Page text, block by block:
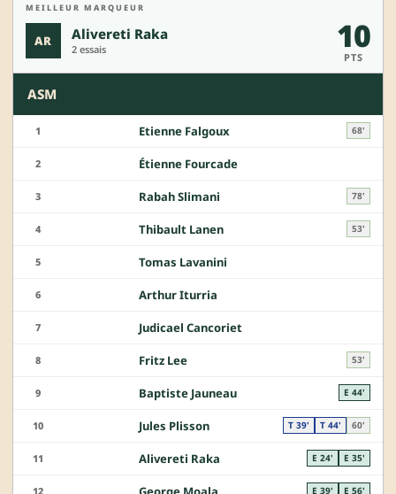
MEILLEUR MARQUEUR
AR Alivereti Raka
2 essais 10
PTS
ASM
1 Etienne Falgoux 68'
2 Étienne Fourcade
3 Rabah Slimani 78'
4 Thibault Lanen 53'
5 Tomas Lavanini
6 Arthur Iturria
7 Judicael Cancoriet
8 Fritz Lee 53'
9 Baptiste Jauneau E 44'
10 Jules Plisson T 39' T 44' 60'
11 Alivereti Raka E 24' E 35'
12 E 39' E 56'